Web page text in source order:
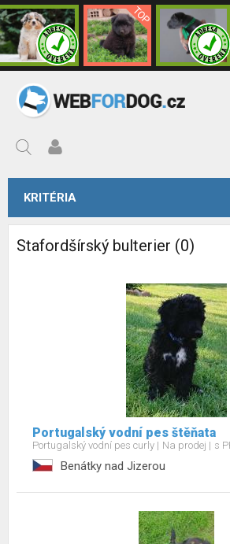
KRITÉRIA
Stafordšírský bulterier (0)
Portugalský vodní pes štěňata
Portugalský vodní pes curly Na prodej s
Benátky nad Jizerou